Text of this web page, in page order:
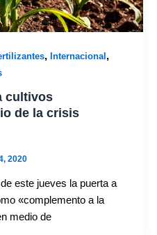
, Internacional,
cultivos
de la crisis
2020
este jueves la puerta a
«complemento a la
medio de